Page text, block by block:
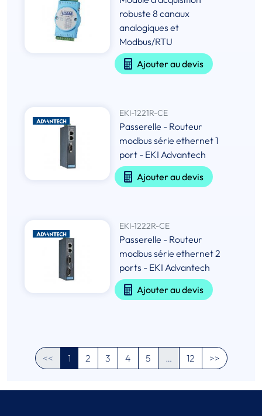
robuste 8 canaux
analogiques et
Modbus/RTU
Ajouter au devis
EKI-1221R-CE
Passerelle - Routeur
modbus série ethernet 1
port - EKI Advantech
Ajouter au devis
EKI-1222R-CE
Passerelle - Routeur
modbus série ethernet 2
ports - EKI Advantech
Ajouter au devis
<< 1 2 3 4 5 … 12 >>